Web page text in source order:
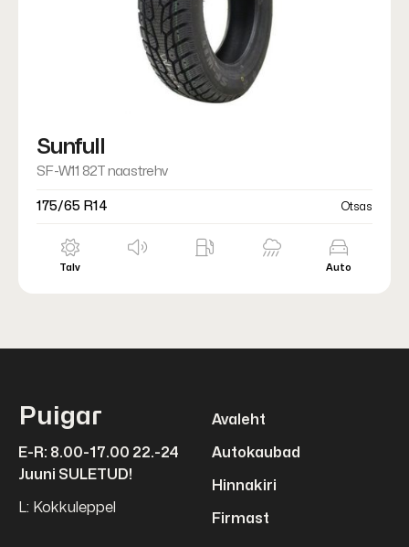
Sunfull
SF-W11 82T naastrehv
175/65 R14 Otsas
Talv Auto
Puigar
E-R: 8.00-17.00 22.-24
Juuni SULETUD!
L: Kokkuleppel
Avaleht
Autokaubad
Hinnakiri
Firmast